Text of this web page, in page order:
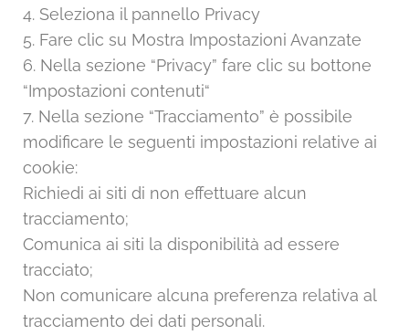
4. Seleziona il pannello Privacy
5. Fare clic su Mostra Impostazioni Avanzate
6. Nella sezione “Privacy” fare clic su bottone
“Impostazioni contenuti“
7. Nella sezione “Tracciamento” è possibile
modificare le seguenti impostazioni relative ai
cookie:
Richiedi ai siti di non effettuare alcun
tracciamento;
Comunica ai siti la disponibilità ad essere
tracciato;
Non comunicare alcuna preferenza relativa al
tracciamento dei dati personali.